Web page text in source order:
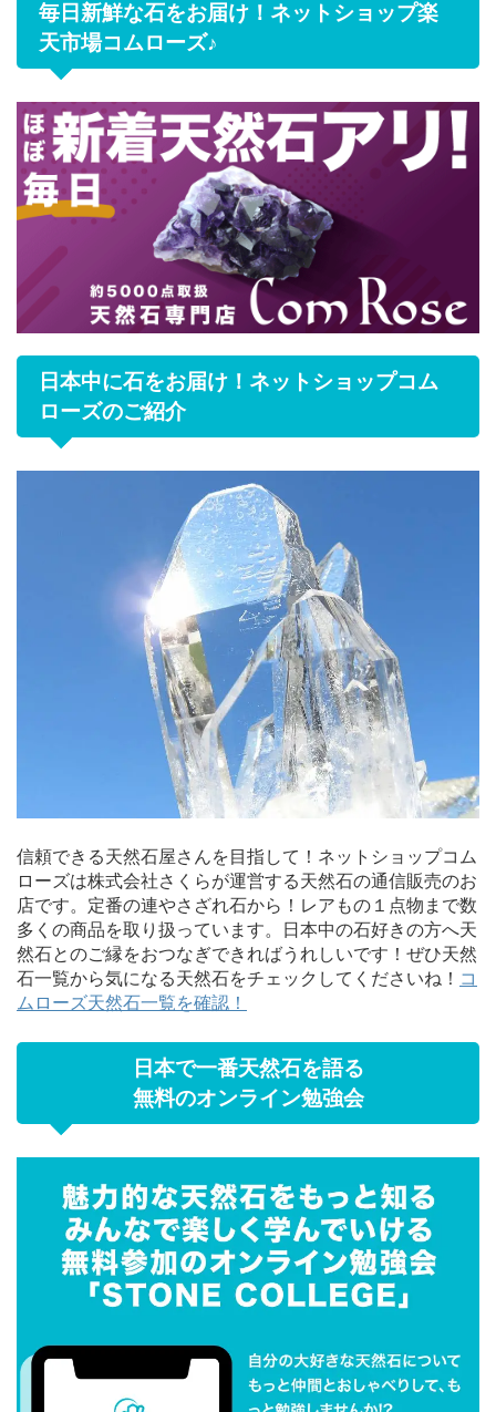
毎日新鮮な石をお届け！ネットショップ楽
天市場コムローズ♪
日本中に石をお届け！ネットショップコム
ローズのご紹介
信頼できる天然石屋さんを目指して！ネットショップコム
ローズは株式会社さくらが運営する天然石の通信販売のお
店です。定番の連やさざれ石から！レアもの１点物まで数
多くの商品を取り扱っています。日本中の石好きの方へ天
然石とのご縁をおつなぎできればうれしいです！ぜひ天然
石一覧から気になる天然石をチェックしてくださいね！ コ
ムローズ天然石一覧を確認！
日本で一番天然石を語る
無料のオンライン勉強会